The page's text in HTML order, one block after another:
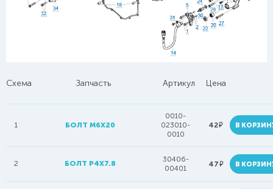
Схема Запчасть Артикул Цена
1 БОЛТ M6X20
0010-
023010-
0010
42руб. В
2 БОЛТ P4X7.8
30406-
00401
47руб. В